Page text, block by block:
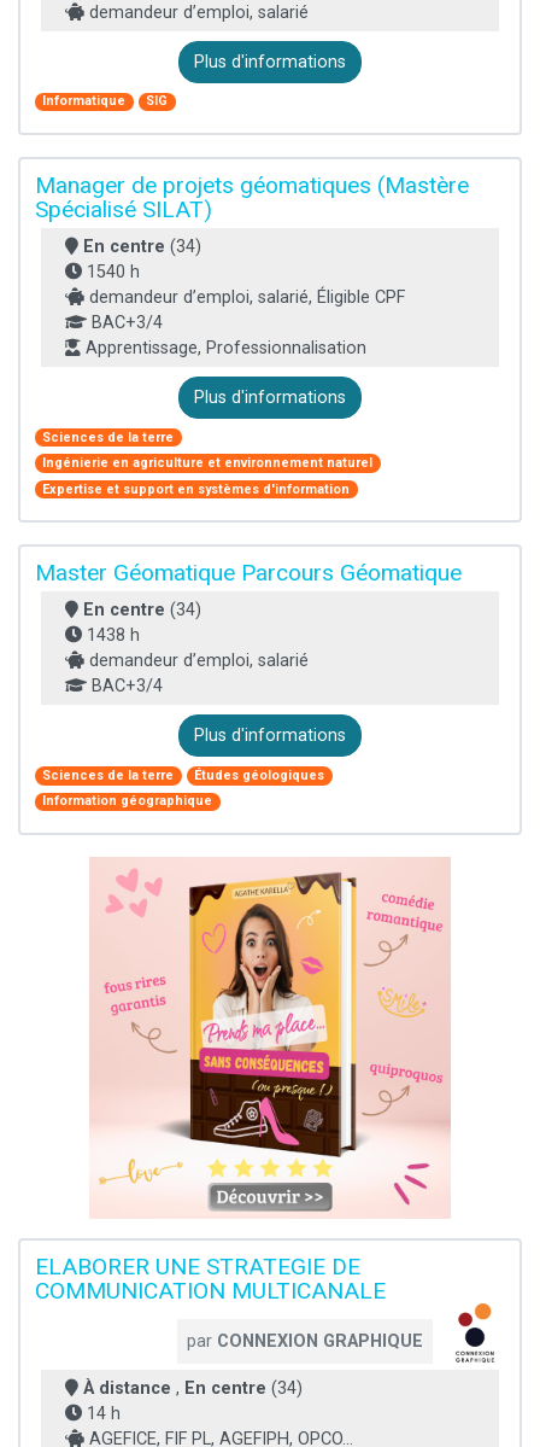
demandeur d’emploi, salarié
Plus d'informations
Informatique SIG
Manager de projets géomatiques (Mastère
Spécialisé SILAT)
En centre (34)
1540 h
demandeur d’emploi, salarié, Éligible CPF
BAC+3/4
Apprentissage, Professionnalisation
Plus d'informations
Sciences de la terre
Ingénierie en agriculture et environnement naturel
Expertise et support en systèmes d'information
Master Géomatique Parcours Géomatique
En centre (34)
1438 h
demandeur d’emploi, salarié
BAC+3/4
Plus d'informations
Sciences de la terre
Études géologiques
Information géographique
ELABORER UNE STRATEGIE DE
COMMUNICATION MULTICANALE
par CONNEXION GRAPHIQUE
À distance , En centre (34)
14 h
AGEFICE, FIF PL, AGEFIPH, OPCO...